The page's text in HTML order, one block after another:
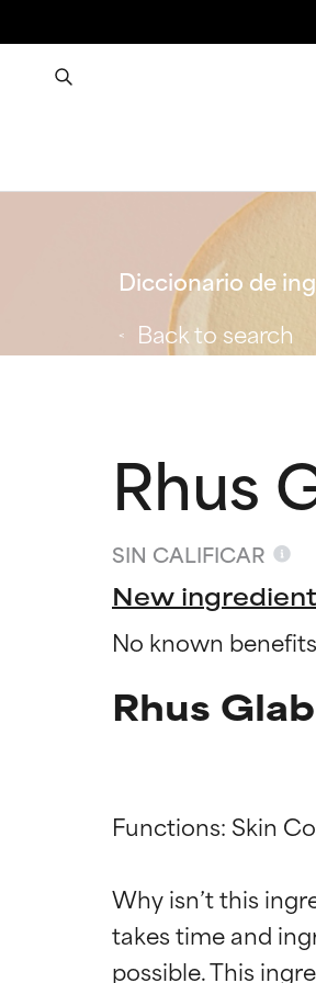
Diccionario de
Back to search
Rhus
SIN CALIFICAR
New
No known benefits
Rhus
Functions: Skin
Why isn’t this
takes time and